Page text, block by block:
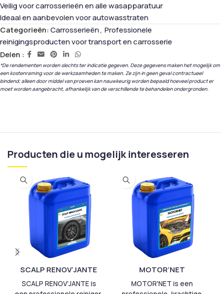
Veilig voor carrosserieën en alle wasapparatuur
Ideaal en aanbevolen voor autowasstraten
Categorieën:Carrosserieën, Professionele
reinigingsproducten voor transport en carrosserie
Delen :
*De rendementen worden slechts ter indicatie gegeven. Deze gegevens maken het mogelijk om
een kostenraming voor de werkzaamheden te maken. Ze zijn in geen geval contractueel
bindend; alleen door middel van proeven kan nauwkeurig worden bepaald hoeveel product er
moet worden aangebracht, afhankelijk van de verschillende te behandelen ondergronden.
Producten die u mogelijk interesseren
SCALP RENOV’JANTE
SCALP RENOV'JANTE is
MOTOR’NET
MOTOR'NET is een